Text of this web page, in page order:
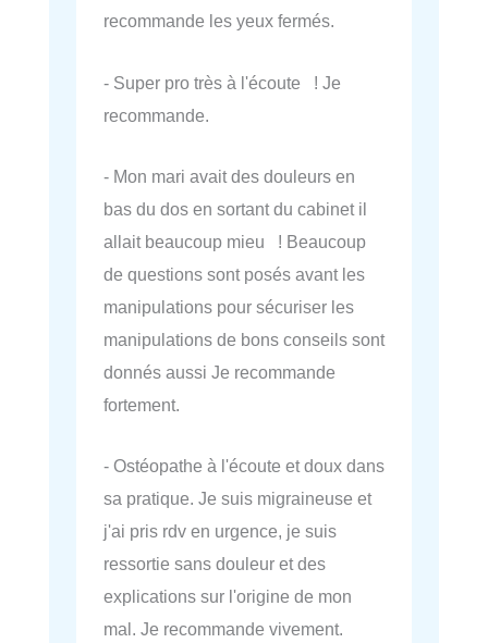
recommande les yeux fermés.
- Super pro très à l'écoute ! Je
recommande.
- Mon mari avait des douleurs en
bas du dos en sortant du cabinet il
allait beaucoup mieu ! Beaucoup
de questions sont posés avant les
manipulations pour sécuriser les
manipulations de bons conseils sont
donnés aussi Je recommande
fortement.
- Ostéopathe à l'écoute et doux dans
sa pratique. Je suis migraineuse et
j'ai pris rdv en urgence, je suis
ressortie sans douleur et des
explications sur l'origine de mon
mal. Je recommande vivement.